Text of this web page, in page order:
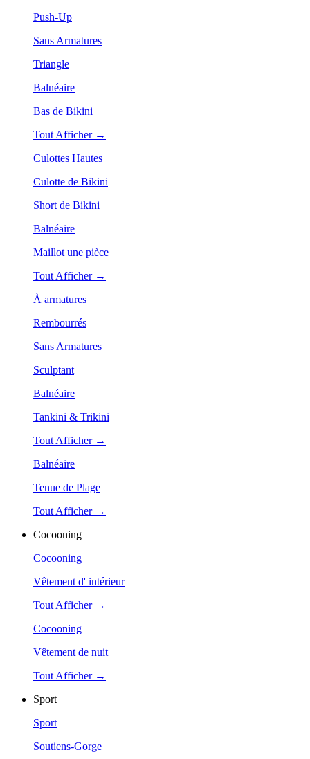
Push-Up
Sans Armatures
Triangle
Balnéaire
Bas de Bikini
Tout Afficher →
Culottes Hautes
Culotte de Bikini
Short de Bikini
Balnéaire
Maillot une pièce
Tout Afficher →
À armatures
Rembourrés
Sans Armatures
Sculptant
Balnéaire
Tankini & Trikini
Tout Afficher →
Balnéaire
Tenue de Plage
Tout Afficher →
Cocooning
Cocooning
Vêtement d' intérieur
Tout Afficher →
Cocooning
Vêtement de nuit
Tout Afficher →
Sport
Sport
Soutiens-Gorge